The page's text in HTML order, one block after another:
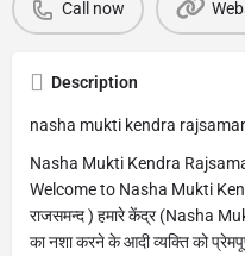
Call now
Description
nasha mukti kendra
Nasha Mukti Kendra
Welcome to Nasha Mukti
राजसमन्द ) हमारे केंद्र (Nasha
का नशा करने के आदी व्यक्ति को